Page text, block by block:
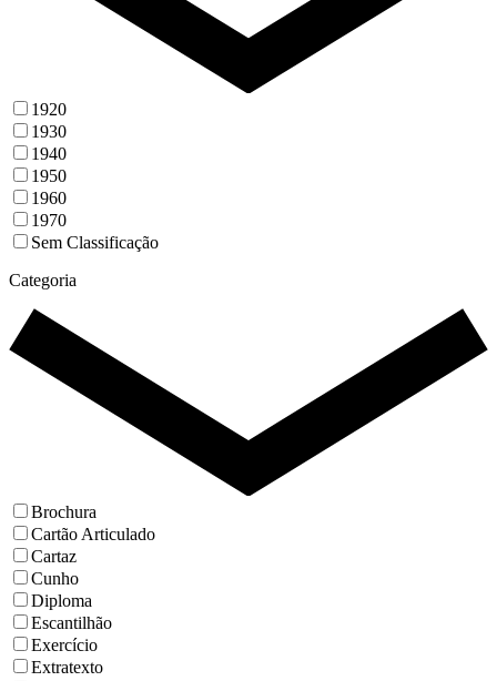
1920
1930
1940
1950
1960
1970
Sem Classificação
Categoria
Brochura
Cartão Articulado
Cartaz
Cunho
Diploma
Escantilhão
Exercício
Extratexto